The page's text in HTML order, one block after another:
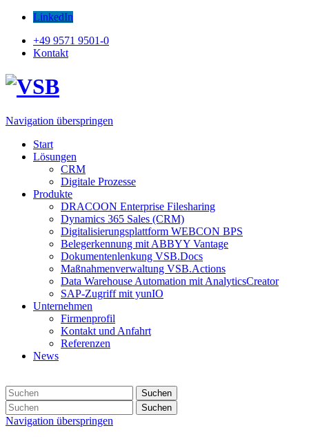
LinkedIn
+49 9571 9501-0
Kontakt
Navigation überspringen
Start
Lösungen
CRM
Digitale Prozesse
Produkte
DRACOON Enterprise Filesharing
Dynamics 365 Sales (CRM)
Digitalisierungsplattform WEBCON BPS
Belegerkennung mit ABBYY Vantage
Dokumentenlenkung VSB.Docs
Maßnahmenverwaltung VSB.Actions
Data Warehouse Automation mit AnalyticsCreator
SAP-Zugriff mit yunIO
Unternehmen
Firmenprofil
Kontakt und Anfahrt
Referenzen
News
Suchen
Suchen
Navigation überspringen